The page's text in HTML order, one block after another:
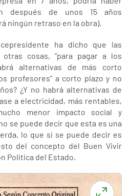
después de unos 15 años
ningún retraso en la obra).
ha dicho que las
cosas, “para pagar a los
alternativas de más corto
profesores” a corto plazo y no
¿Y no habrá alternativas de
a electricidad, más rentables,
menor impacto social y
se puede decir que esta es una
lo que sí se puede decir es
del concepto del Buen Vivir
Política del Estado.